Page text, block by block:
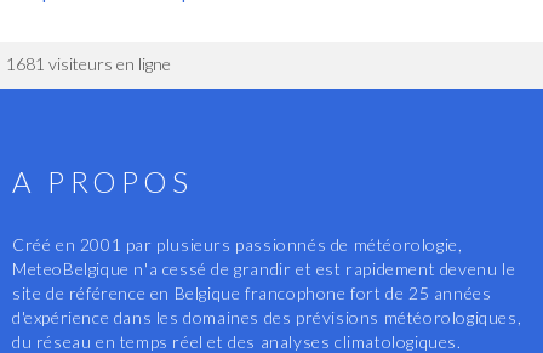
1681 visiteurs en ligne
A PROPOS
Créé en 2001 par plusieurs passionnés de météorologie,
MeteoBelgique n'a cessé de grandir et est rapidement devenu le
site de référence en Belgique francophone fort de 25 années
d'expérience dans les domaines des prévisions météorologiques,
du réseau en temps réel et des analyses climatologiques.